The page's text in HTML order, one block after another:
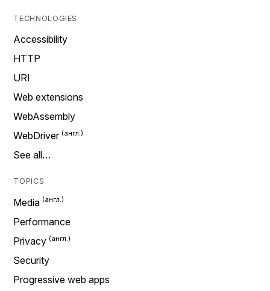
TECHNOLOGIES
Accessibility
HTTP
URI
Web extensions
WebAssembly
WebDriver
See all…
TOPICS
Media
Performance
Privacy
Security
Progressive web apps